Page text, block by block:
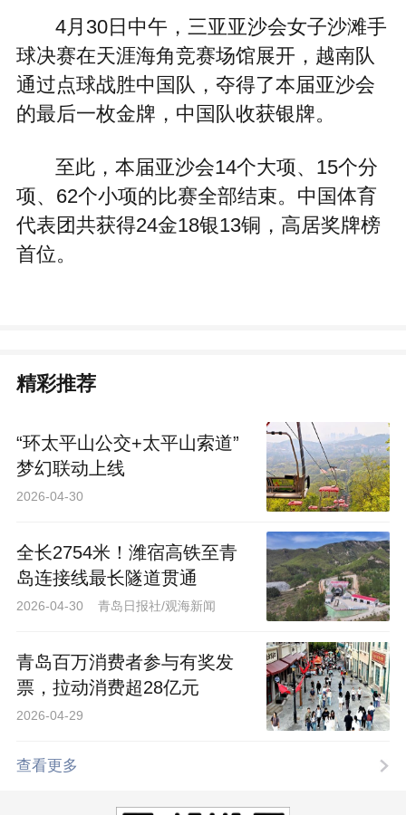
4月30日中午，三亚亚沙会女子沙滩手
球决赛在天涯海角竞赛场馆展开，越南队
通过点球战胜中国队，夺得了本届亚沙会
的最后一枚金牌，中国队收获银牌。
至此，本届亚沙会14个大项、15个分
项、62个小项的比赛全部结束。中国体育
代表团共获得24金18银13铜，高居奖牌榜
首位。
精彩推荐
“环太平山公交+太平山索道”
梦幻联动上线
2026-04-30
全长2754米！潍宿高铁至青
岛连接线最长隧道贯通
2026-04-30 青岛日报社/观海新闻
青岛百万消费者参与有奖发
票，拉动消费超28亿元
2026-04-29
查看更多